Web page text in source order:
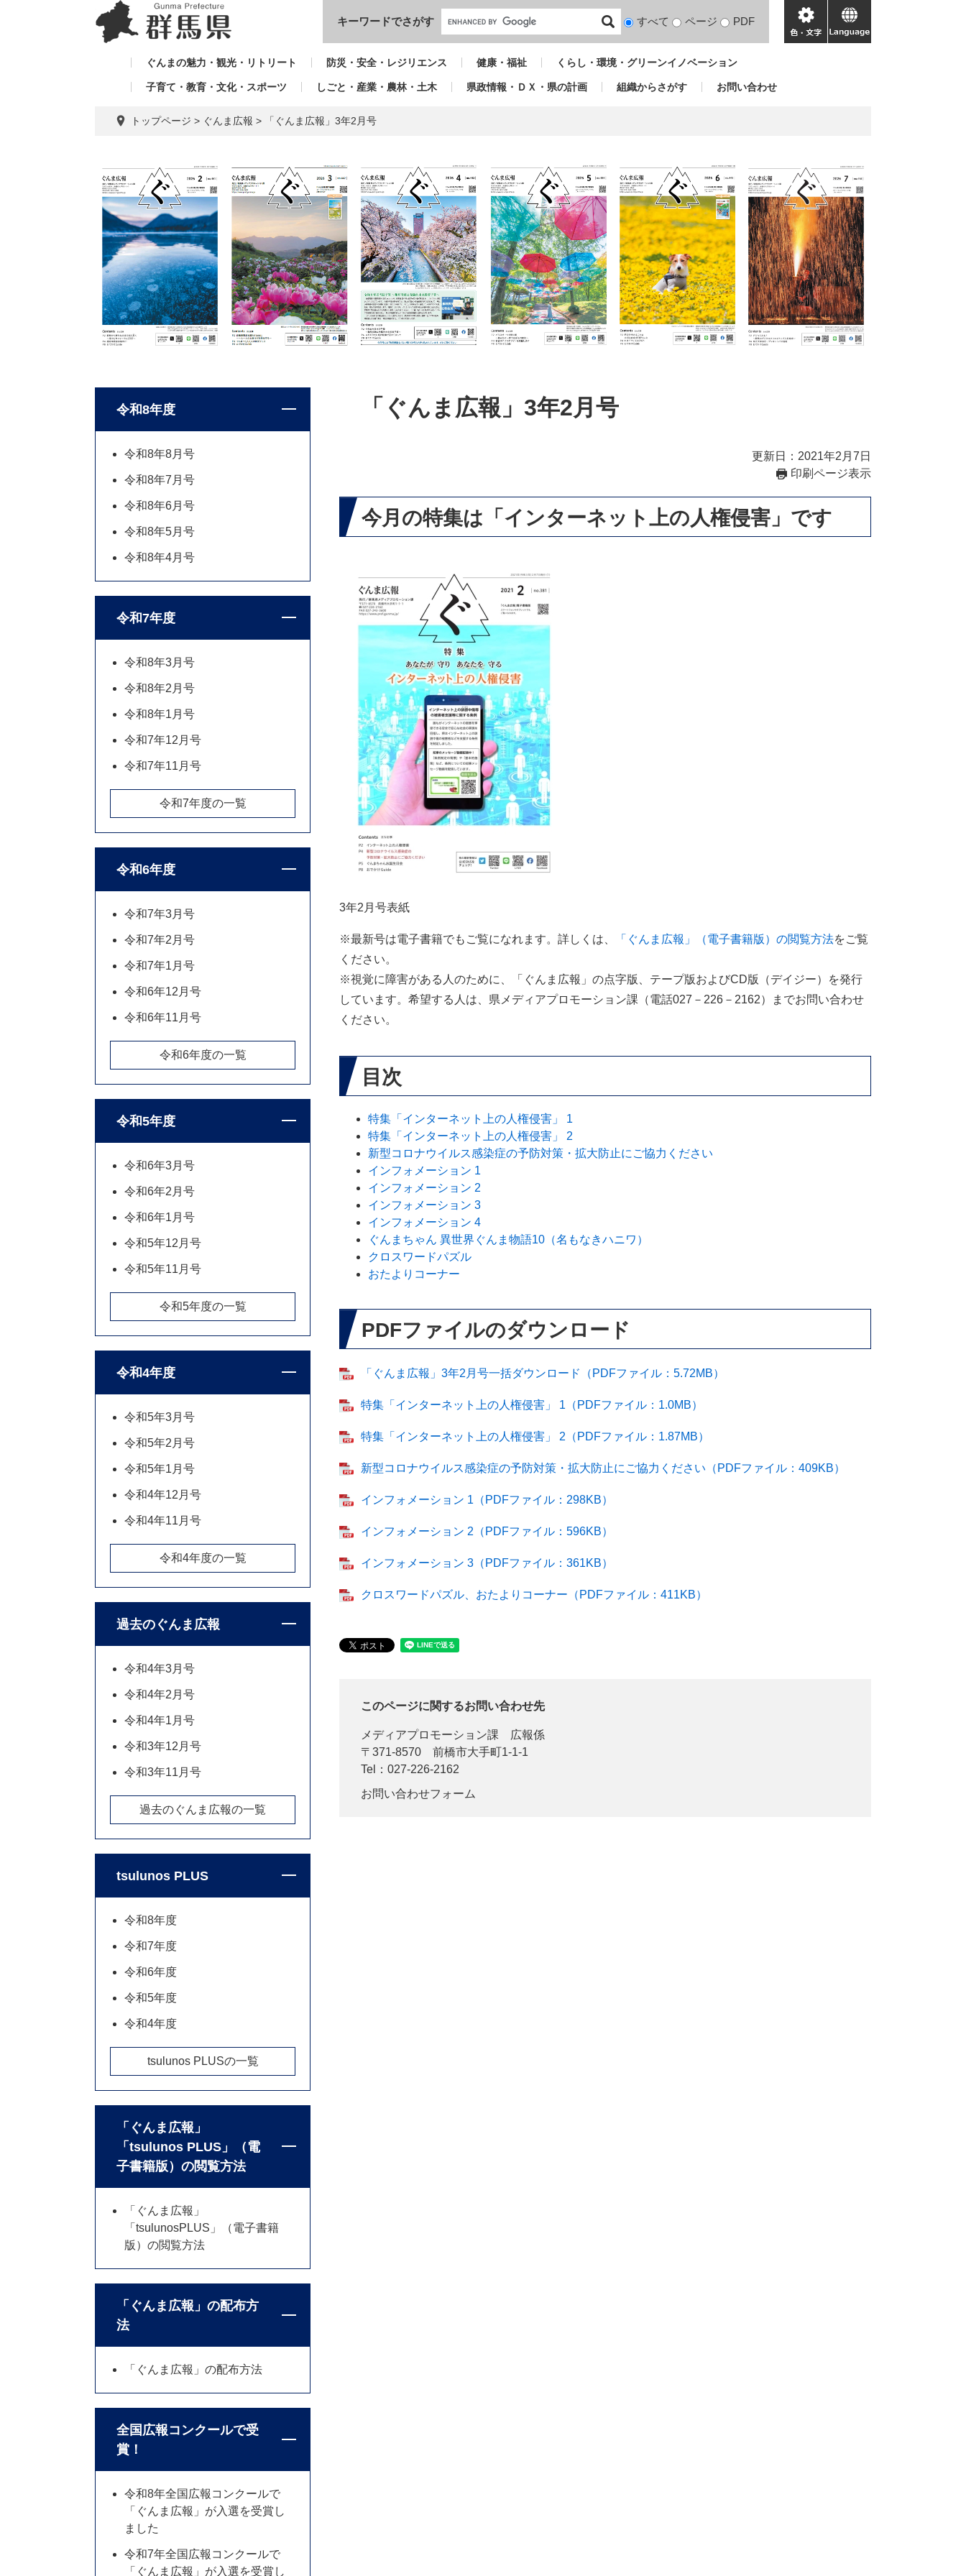
本文へ
キーワードでさがす
検
対
すべて ページ PDF
色・
文
language
ぐんまの魅力・観光・リトリート 防災・安全・レジリエンス 健康・福祉 くらし・環境・グリーンイノベーション
子育て・教育・文化・スポーツ しごと・産業・農林・土木 県政情報・ＤＸ・県の計画 組織からさがす お問い合わせ
トップページ > ぐんま広報 > 「ぐんま広報」3年2月号
「ぐんま広報」3年2月号
更新日：2021年2月7日
印刷ページ表示
今月の特集は「インターネット上の人権侵害」です
3年2月号表紙
※最新号は電子書籍でもご覧になれます。詳しくは、 「ぐんま広報」（電子書籍版）の閲覧方法をご覧
ください。
※視覚に障害がある人のために、「ぐんま広報」の点字版、テープ版およびCD版（デイジー）を発行
しています。希望する人は、県メディアプロモーション課（電話027－226－2162）までお問い合わせ
ください。
目次
特集「インターネット上の人権侵害」 1
特集「インターネット上の人権侵害」 2
新型コロナウイルス感染症の予防対策・拡大防止にご協力ください
インフォメーション 1
インフォメーション 2
インフォメーション 3
インフォメーション 4
ぐんまちゃん 異世界ぐんま物語10（名もなきハニワ）
クロスワードパズル
おたよりコーナー
PDFファイルのダウンロード
「ぐんま広報」3年2月号一括ダウンロード（PDFファイル：5.72MB）
特集「インターネット上の人権侵害」 1（PDFファイル：1.0MB）
特集「インターネット上の人権侵害」 2（PDFファイル：1.87MB）
新型コロナウイルス感染症の予防対策・拡大防止にご協力ください（PDFファイル：409KB）
インフォメーション 1（PDFファイル：298KB）
インフォメーション 2（PDFファイル：596KB）
インフォメーション 3（PDFファイル：361KB）
クロスワードパズル、おたよりコーナー（PDFファイル：411KB）
このページに関するお問い合わせ先
メディアプロモーション課
広報係
〒371-8570
前橋市大手町1-1-1
Tel：027-226-2162
お問い合わせフォーム
令和8年度
令和8年8月号
令和8年7月号
令和8年6月号
令和8年5月号
令和8年4月号
令和7年度
令和8年3月号
令和8年2月号
令和8年1月号
令和7年12月号
令和7年11月号
令和7年度の一覧
令和6年度
令和7年3月号
令和7年2月号
令和7年1月号
令和6年12月号
令和6年11月号
令和6年度の一覧
令和5年度
令和6年3月号
令和6年2月号
令和6年1月号
令和5年12月号
令和5年11月号
令和5年度の一覧
令和4年度
令和5年3月号
令和5年2月号
令和5年1月号
令和4年12月号
令和4年11月号
令和4年度の一覧
過去のぐんま広報
令和4年3月号
令和4年2月号
令和4年1月号
令和3年12月号
令和3年11月号
過去のぐんま広報の一覧
tsulunos PLUS
令和8年度
令和7年度
令和6年度
令和5年度
令和4年度
tsulunos PLUSの一覧
「ぐんま広報」
「tsulunos PLUS」（電
子書籍版）の閲覧方法
「ぐんま広報」
「tsulunosPLUS」（電子書籍
版）の閲覧方法
「ぐんま広報」の配布方
法
「ぐんま広報」の配布方法
全国広報コンクールで受
賞！
令和8年全国広報コンクールで
「ぐんま広報」が入選を受賞し
ました
令和7年全国広報コンクールで
「ぐんま広報」が入選を受賞し